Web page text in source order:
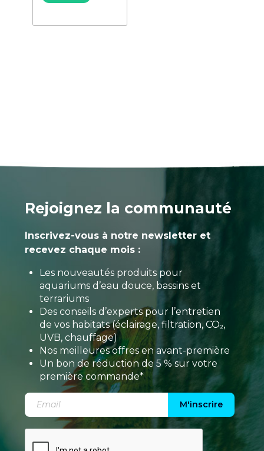
Rejoignez la communauté
Inscrivez-vous à notre newsletter et
recevez chaque mois :
Les nouveautés produits pour
aquariums d’eau douce, bassins et
terrariums
Des conseils d’experts pour l’entretien
de vos habitats (éclairage, filtration, CO₂,
UVB, chauffage)
Nos meilleures offres en avant-première
Un bon de réduction de 5 % sur votre
première commande*
M'inscrire